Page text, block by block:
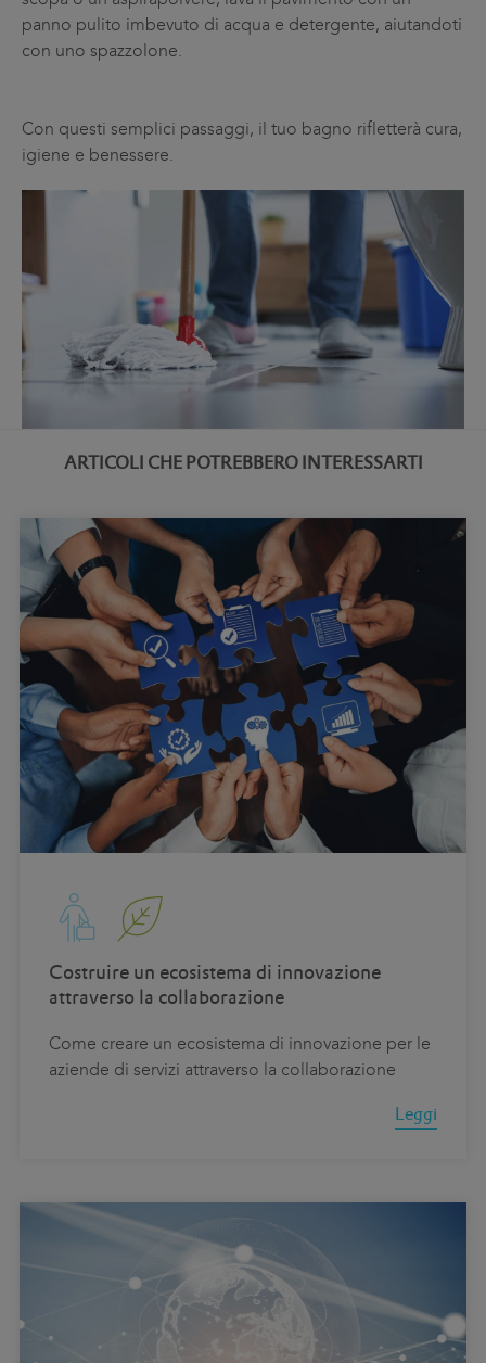
panno pulito imbevuto di acqua e detergente, aiutandoti
con uno spazzolone.
Con questi semplici passaggi, il tuo bagno rifletterà cura,
igiene e benessere.
ARTICOLI CHE POTREBBERO INTERESSARTI
Costruire un ecosistema di innovazione
attraverso la collaborazione
Come creare un ecosistema di innovazione per le
aziende di servizi attraverso la collaborazione
Leggi